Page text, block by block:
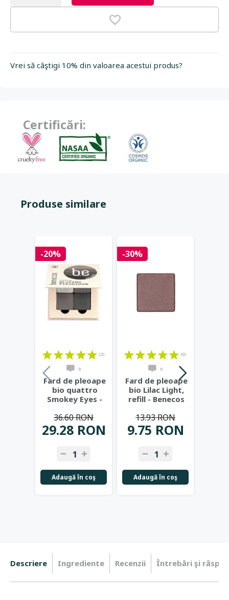
Vrei să câştigi 10% din valoarea acestui produs?
Certificări:
Produse similare
-20%
(2)
0
Fard de pleoape
bio quattro
Smokey Eyes -
29.28 RON
36.60 RON
Adaugă în coş
-30%
(0)
0
Fard de pleoape
bio Lilac Light,
refill - Benecos
9.75 RON
13.93 RON
Adaugă în coş
Descriere Ingrediente Recenzii Întrebări şi